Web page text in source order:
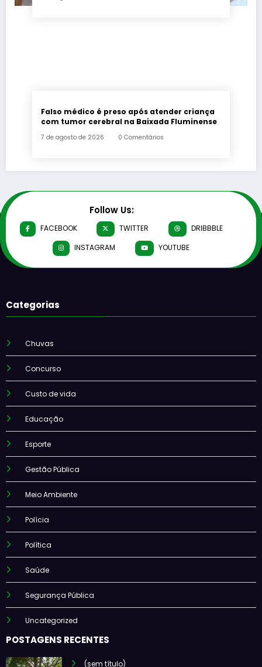
Falso médico é preso após atender criança
com tumor cerebral na Baixada Fluminense
7 de agosto de 2026 0 Comentários
Follow Us:
FACEBOOK TWITTER
DRIBBBLE
INSTAGRAM
YOUTUBE
Categorias
Chuvas
Concurso
Custo de vida
Educação
Esporte
Gestão Pública
Meio Ambiente
Polícia
Política
Saúde
Segurança Pública
Uncategorized
POSTAGENS RECENTES
(sem título)